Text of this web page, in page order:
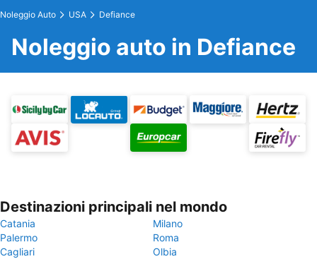
Noleggio Auto USA Defiance
Noleggio auto in Defiance
Destinazioni principali nel mondo
Catania
Milano
Palermo
Roma
Cagliari
Olbia